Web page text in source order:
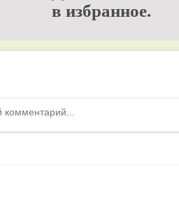
в избранное.